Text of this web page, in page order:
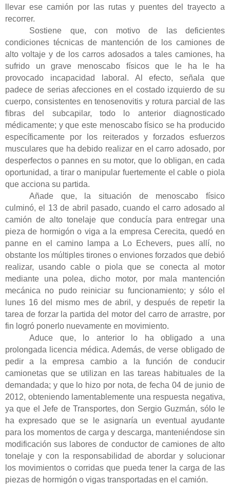
llevar ese camión por las rutas y puentes del trayecto a
recorrer.
Sostiene que, con motivo de las deficientes
condiciones técnicas de mantención de los camiones de
alto voltaje y de los carros adosados a tales camiones, ha
sufrido un grave menoscabo físicos que le ha le ha
provocado incapacidad laboral. Al efecto, señala que
padece de serias afecciones en el costado izquierdo de su
cuerpo, consistentes en tenosenovitis y rotura parcial de las
fibras del subcapilar, todo lo anterior diagnosticado
médicamente; y que este menoscabo físico se ha producido
específicamente por los reiterados y forzados esfuerzos
musculares que ha debido realizar en el carro adosado, por
desperfectos o pannes en su motor, que lo obligan, en cada
oportunidad, a tirar o manipular fuertemente el cable o piola
que acciona su partida.
Añade que, la situación de menoscabo físico
culminó, el 13 de abril pasado, cuando el carro adosado al
camión de alto tonelaje que conducía para entregar una
pieza de hormigón o viga a la empresa Cerecita, quedó en
panne en el camino lampa a Lo Echevers, pues allí, no
obstante los múltiples tirones o enviones forzados que debió
realizar, usando cable o piola que se conecta al motor
mediante una polea, dicho motor, por mala mantención
mecánica no pudo reiniciar su funcionamiento; y sólo el
lunes 16 del mismo mes de abril, y después de repetir la
tarea de forzar la partida del motor del carro de arrastre, por
fin logró ponerlo nuevamente en movimiento.
Aduce que, lo anterior lo ha obligado a una
prolongada licencia médica. Además, de verse obligado de
pedir a la empresa cambio a la función de conducir
camionetas que se utilizan en las tareas habituales de la
demandada; y que lo hizo por nota, de fecha 04 de junio de
2012, obteniendo lamentablemente una respuesta negativa,
ya que el Jefe de Transportes, don Sergio Guzmán, sólo le
ha expresado que se le asignaría un eventual ayudante
para los momentos de carga y descarga, manteniéndose sin
modificación sus labores de conductor de camiones de alto
tonelaje y con la responsabilidad de abordar y solucionar
los movimientos o corridas que pueda tener la carga de las
piezas de hormigón o vigas transportadas en el camión.